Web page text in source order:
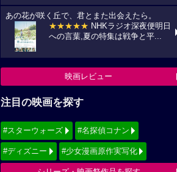
あの花が咲く丘で、君とまた出会えたら。
★★★★★ NHKラジオ深夜便明日
への言葉,夏の特集は戦争と平...
映画レビュー
注目の映画を探す
#スターウォーズ #名探偵コナン
#ディズニー #少女漫画原作実写化